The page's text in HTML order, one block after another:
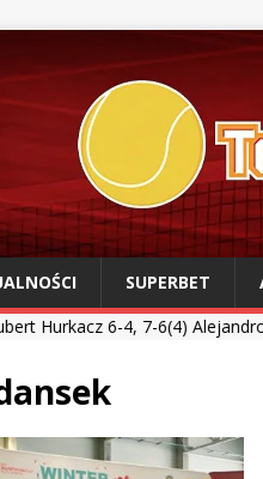
SUPERBET
7-6(4) Alejandro Tabilo ***